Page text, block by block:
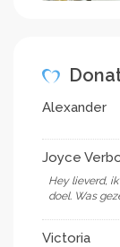
Alexander
Joyce
Hey lieverd,
doel. Was
Victoria